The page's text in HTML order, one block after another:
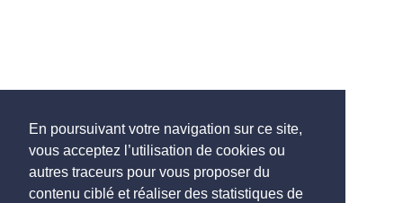
En poursuivant votre navigation sur ce site,
vous acceptez l’utilisation de cookies ou
autres traceurs pour vous proposer du
contenu ciblé et réaliser des statistiques de